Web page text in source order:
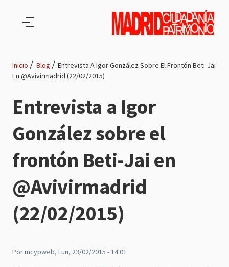
de
navegación
Inicio Blog
Entrevista A Igor González Sobre El Frontón Beti-Jai
En @Avivirmadrid (22/02/2015)
Entrevista a Igor
González sobre el
frontón Beti-Jai en
@Avivirmadrid
(22/02/2015)
Pormcypweb, Lun, 23/02/2015 - 14:01